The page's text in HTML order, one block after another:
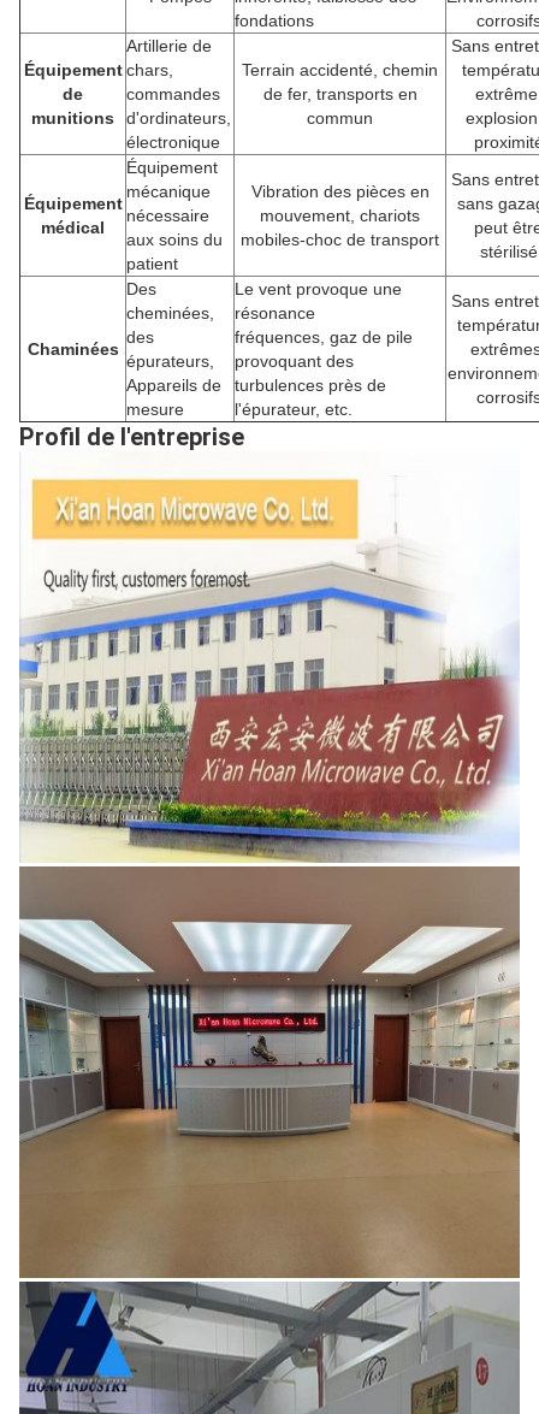
fondations
Équipement
de
munitions
Artillerie de
chars,
commandes
d'ordinateurs,
électronique
Terrain accidenté, chemin
de fer, transports en
commun
Sans
Équipement
médical
Équipement
mécanique
nécessaire
aux soins du
patient
Vibration des pièces en
mouvement, chariots
mobiles-choc de transport
Sans
sans
peut
stérilisé
Chaminées
Des
cheminées,
des
épurateurs,
Appareils de
mesure
Le vent provoque une
résonance
fréquences, gaz de pile
provoquant des
turbulences près de
l'épurateur, etc.
Sans
Profil de l'entreprise